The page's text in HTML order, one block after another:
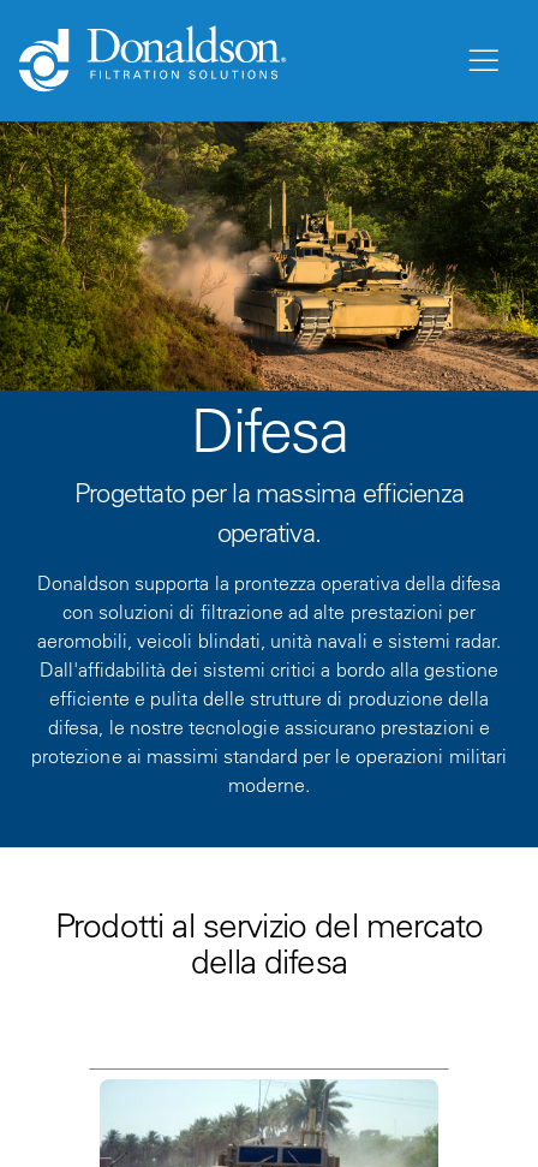
Difesa
Progettato per la massima efficienza
operativa.
Donaldson supporta la prontezza operativa della difesa
con soluzioni di filtrazione ad alte prestazioni per
aeromobili, veicoli blindati, unità navali e sistemi radar.
Dall'affidabilità dei sistemi critici a bordo alla gestione
efficiente e pulita delle strutture di produzione della
difesa, le nostre tecnologie assicurano prestazioni e
protezione ai massimi standard per le operazioni militari
moderne.
Prodotti al servizio del mercato
della difesa